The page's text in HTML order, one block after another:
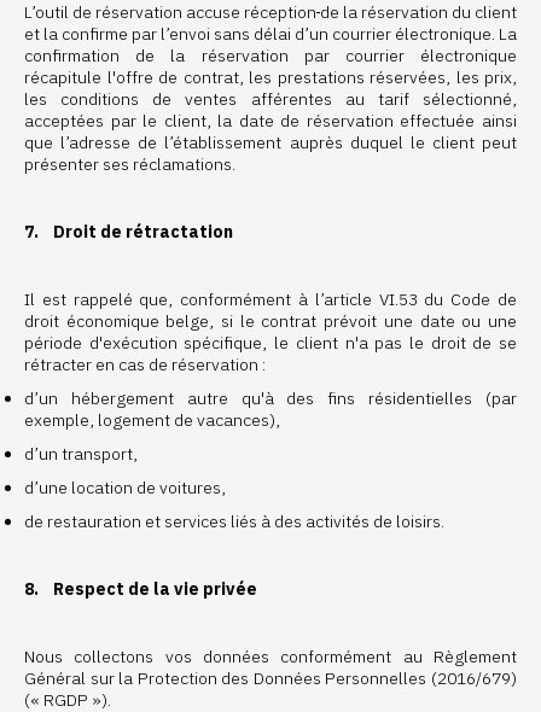
L’outil de réservation accuse réception de la réservation du client
et la confirme par l’envoi sans délai d’un courrier électronique. La
confirmation de la réservation par courrier électronique
récapitule l'offre de contrat, les prestations réservées, les prix,
les conditions de ventes afférentes au tarif sélectionné,
acceptées par le client, la date de réservation effectuée ainsi
que l’adresse de l’établissement auprès duquel le client peut
présenter ses réclamations.
7. Droit de rétractation
Il est rappelé que, conformément à l’article VI.53 du Code de
droit économique belge, si le contrat prévoit une date ou une
période d'exécution spécifique, le client n'a pas le droit de se
rétracter en cas de réservation :
d’un hébergement autre qu'à des fins résidentielles (par
exemple, logement de vacances),
d’un transport,
d’une location de voitures,
de restauration et services liés à des activités de loisirs.
8. Respect de la vie privée
Nous collectons vos données conformément au Règlement
Général sur la Protection des Données Personnelles (2016/679)
(« RGDP »).